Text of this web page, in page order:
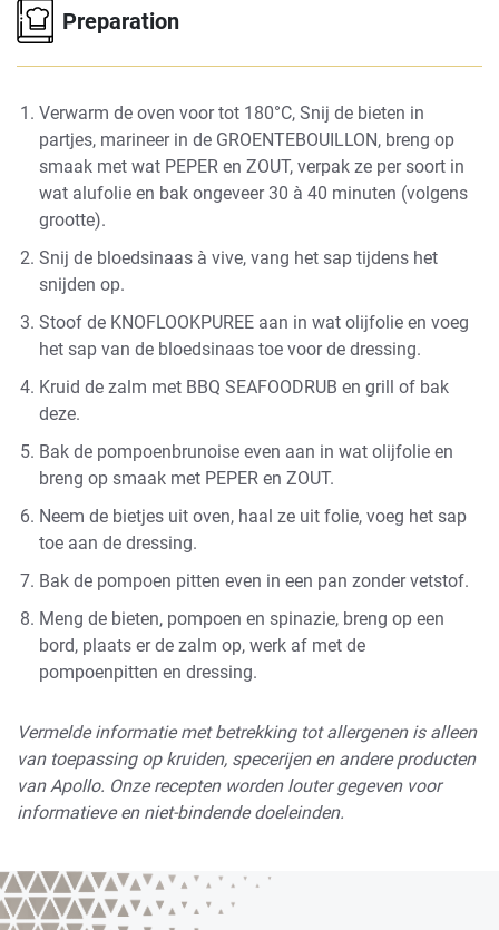
Preparation
Verwarm de oven voor tot 180°C, Snij de bieten in
partjes, marineer in de GROENTEBOUILLON, breng op
smaak met wat PEPER en ZOUT, verpak ze per soort in
wat alufolie en bak ongeveer 30 à 40 minuten (volgens
grootte).
Snij de bloedsinaas à vive, vang het sap tijdens het
snijden op.
Stoof de KNOFLOOKPUREE aan in wat olijfolie en voeg
het sap van de bloedsinaas toe voor de dressing.
Kruid de zalm met BBQ SEAFOODRUB en grill of bak
deze.
Bak de pompoenbrunoise even aan in wat olijfolie en
breng op smaak met PEPER en ZOUT.
Neem de bietjes uit oven, haal ze uit folie, voeg het sap
toe aan de dressing.
Bak de pompoen pitten even in een pan zonder vetstof.
Meng de bieten, pompoen en spinazie, breng op een
bord, plaats er de zalm op, werk af met de
pompoenpitten en dressing.
Vermelde informatie met betrekking tot allergenen is alleen
van toepassing op kruiden, specerijen en andere producten
van Apollo. Onze recepten worden louter gegeven voor
informatieve en niet-bindende doeleinden.